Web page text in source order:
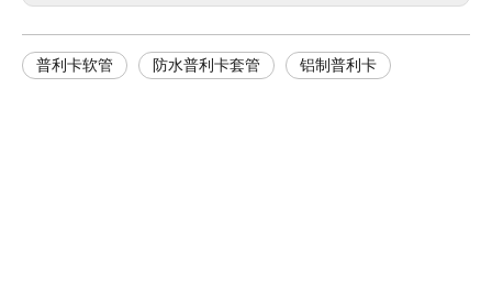
普利卡软管 防水普利卡套管 铝制普利卡